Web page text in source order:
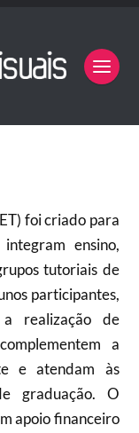
foi criado para
ensino,
tutoriais de
participantes,
realização de
a
e atendam às
graduação. O
apoio financeiro